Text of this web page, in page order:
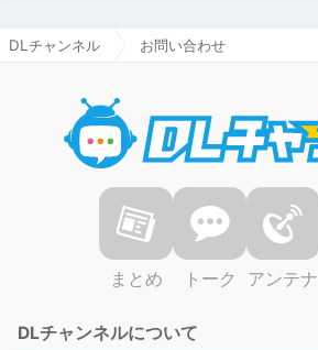
DLチャンネル お問い合わせ
まとめ トーク アンテナ
DLチャンネルについて